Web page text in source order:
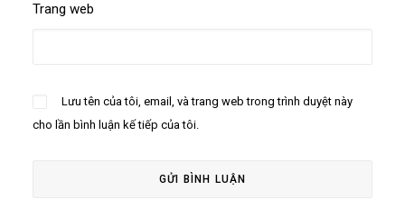
Trang web
Lưu tên của tôi, email, và trang web trong trình duyệt này
cho lần bình luận kế tiếp của tôi.